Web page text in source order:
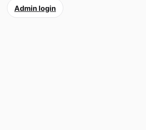
Admin login